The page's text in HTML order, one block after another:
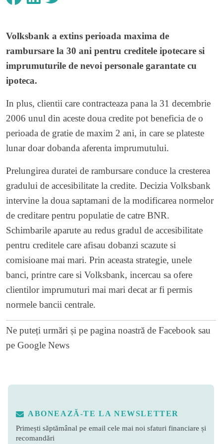
Volksbank a extins perioada maxima de
rambursare la 30 ani pentru creditele ipotecare si
imprumuturile de nevoi personale garantate cu
ipoteca.
In plus, clientii care contracteaza pana la 31 decembrie
2006 unul din aceste doua credite pot beneficia de o
perioada de gratie de maxim 2 ani, in care se plateste
lunar doar dobanda aferenta imprumutului.
Prelungirea duratei de rambursare conduce la cresterea
gradului de accesibilitate la credite. Decizia Volksbank
intervine la doua saptamani de la modificarea normelor
de creditare pentru populatie de catre BNR.
Schimbarile aparute au redus gradul de accesibilitate
pentru creditele care afisau dobanzi scazute si
comisioane mai mari. Prin aceasta strategie, unele
banci, printre care si Volksbank, incercau sa ofere
clientilor imprumuturi mai mari decat ar fi permis
normele bancii centrale.
Ne puteți urmări și pe pagina noastră de Facebook sau
pe Google News
ABONEAZĂ-TE LA NEWSLETTER
Primești săptămânal pe email cele mai noi sfaturi financiare și
recomandări